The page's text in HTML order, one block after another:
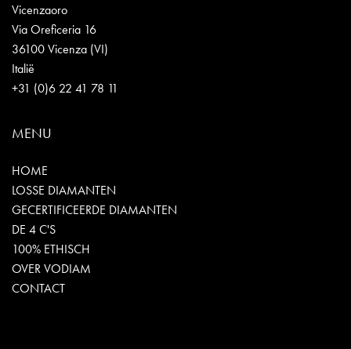
Vicenzaoro
Via Oreficeria 16
36100 Vicenza (VI)
Italië
+31 (0)6 22 41 78 11
MENU
HOME
LOSSE DIAMANTEN
GECERTIFICEERDE DIAMANTEN
DE 4 C'S
100% ETHISCH
OVER VODIAM
CONTACT